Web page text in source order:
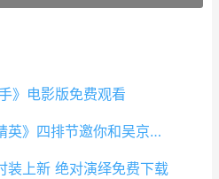
》电影版免费观看
进圈交个兄弟《与平精英》四排节邀你和吴京共同进圈 进圈啦兄弟第四集
装上新 绝对演绎免费下载